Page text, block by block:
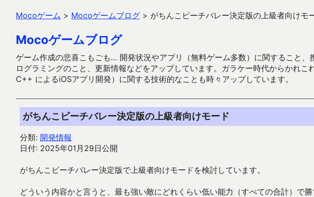
Mocoゲーム > Mocoゲームブログ > がちんこビーチバレー決定版の上級者向けモ
Mocoゲームブログ
ゲーム作成の悲喜こもごも… 開発状況やアプリ（無料ゲーム多数）に関すること
ログラミングのこと、更新情報などをアップしています。ガラケー時代からか
C++ によるiOSアプリ開発）に関する技術的なことも時々アップしています。
がちんこビーチバレー決定版の上級者向けモード
分類: 開発情報
日付: 2025年01月29日公開
がちんこビーチバレー決定版で上級者向けモードを検討しています。
どういう内容かと言うと、最も強い敵にどれくらい低い能力（すべての合計）で勝